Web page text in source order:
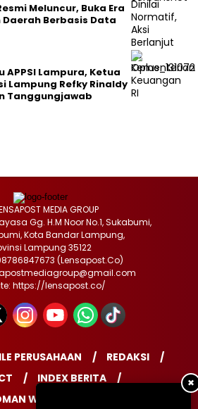
Meluncur, Buka Era
Berbasis Data
APPSI Lampura, Ketua
Lampung Refky Rinaldy
Tanggungjawab
✖
MEDIA GROUP
Gg. H.M Noor No.1, Sukabumi,
Kota Bandar Lampung,
Lampung 35122
(Lensapost.Co)
https://lensapost.co/
PERUSAHAAN
REDAKSI
INDEX BERITA
WARTAWAN